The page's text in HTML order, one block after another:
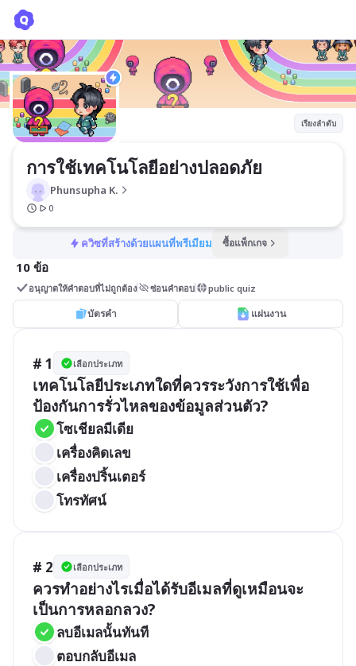
เรียงลำดับ
การใช้เทคโนโลยีอย่างปลอดภัย
Phunsupha K.
0
ควิซที่สร้างด้วยแผนที่พรีเมียม ซื้อแพ็กเกจ
10 ข้อ
อนุญาตให้คำตอบที่ไม่ถูกต้อง ซ่อนคำตอบ public quiz
บัตรคำ แผ่นงาน
# 1 เลือกประเภท
เทคโนโลยีประเภทใดที่ควรระวังการใช้เพื่อ
ป้องกันการรั่วไหลของข้อมูลส่วนตัว?
โซเชียลมีเดีย
เครื่องคิดเลข
เครื่องปริ้นเตอร์
โทรทัศน์
# 2 เลือกประเภท
ควรทำอย่างไรเมื่อได้รับอีเมลที่ดูเหมือนจะ
เป็นการหลอกลวง?
ลบอีเมลนั้นทันที
ตอบกลับอีเมล